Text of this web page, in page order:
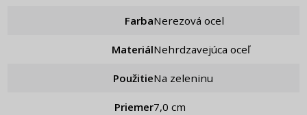
Farba Nerezová ocel
Materiál Nehrdzavejúca oceľ
Použitie Na zeleninu
Priemer 7,0 cm